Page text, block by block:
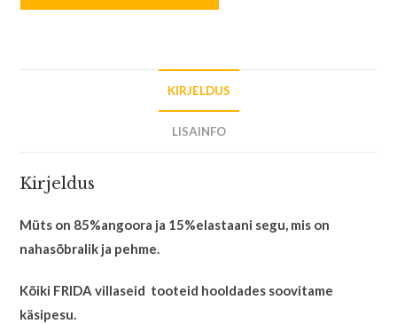
KIRJELDUS
LISAINFO
Kirjeldus
Müts on 85%angoora ja 15%elastaani segu, mis on
nahasõbralik ja pehme.
Kõiki FRIDA villaseid tooteid hooldades soovitame
käsipesu.